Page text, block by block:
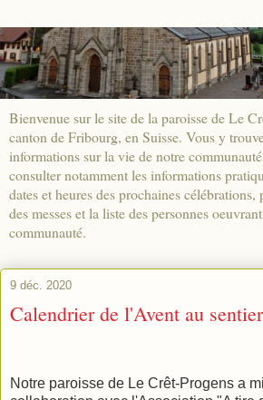
Bienvenue sur le site de la paroisse de Le
canton de Fribourg, en Suisse. Vous y
informations sur la vie de notre
consulter notamment les informations
dates et heures des prochaines
des messes et la liste des personnes
communauté.
9 déc. 2020
Calendrier de l'Avent au
Notre paroisse de Le Crêt-Progens a